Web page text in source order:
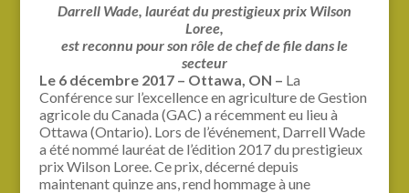
Darrell Wade, lauréat du prestigieux prix Wilson
Loree,
est reconnu pour son rôle de chef de file dans le
secteur
Le 6 décembre 2017 – Ottawa, ON – La
Conférence sur l’excellence en agriculture de Gestion
agricole du Canada (GAC) a récemment eu lieu à
Ottawa (Ontario). Lors de l’événement, Darrell Wade
a été nommé lauréat de l’édition 2017 du prestigieux
prix Wilson Loree. Ce prix, décerné depuis
maintenant quinze ans, rend hommage à une